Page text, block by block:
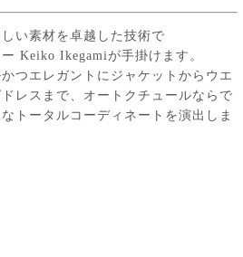
い素材を卓越した技術で
Keiko Ikegamiが手掛けます。
つエレガントにジャケットからウエ
レスまで、オートクチュールならで
トータルコーディネートを演出しま